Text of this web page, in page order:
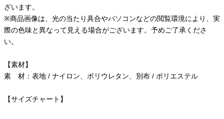
ざいます。
※商品画像は、光の当たり具合やパソコンなどの閲覧環境により、実
際の色味と異なって見える場合がございます。予めご了承くださ
い。
【素材】
素 材：表地 / ナイロン、ポリウレタン、別布 / ポリエステル
【サイズチャート】